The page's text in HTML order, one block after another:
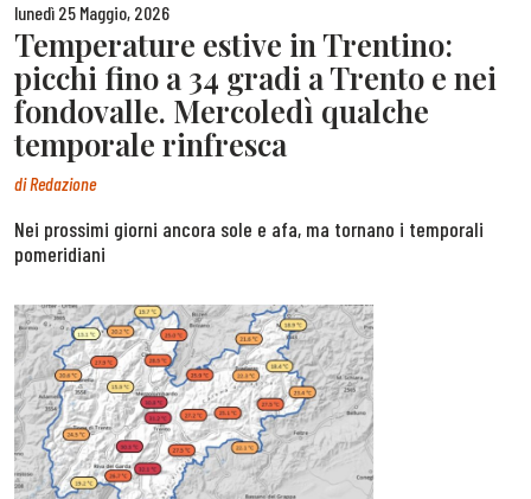
lunedì 25 Maggio, 2026
Temperature estive in Trentino:
picchi fino a 34 gradi a Trento e nei
fondovalle. Mercoledì qualche
temporale rinfresca
diRedazione
Nei prossimi giorni ancora sole e afa, ma tornano i temporali
pomeridiani